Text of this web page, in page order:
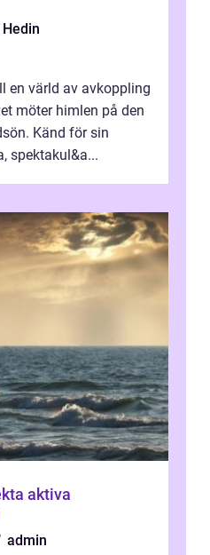
en värld av avkoppling
möter himlen på den
Känd för sin
spektakul&a...
aktiva
admin